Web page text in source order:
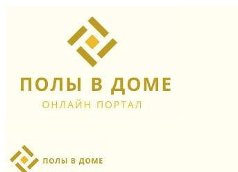
ЛАМИНАТ